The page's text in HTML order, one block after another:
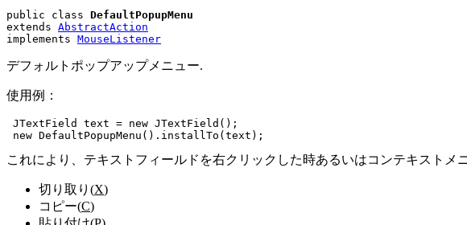
public class DefaultPopupMenu
extends AbstractAction
implements MouseListener
デフォルトポップアップメニュー.
使用例：
JTextField text = new JTextField();
これにより、テキストフィールドを右クリックした時あるいはコンテキストメ
切り取り(X)
コピー(C)